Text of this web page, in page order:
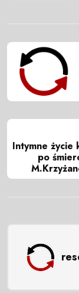
Intymne
po